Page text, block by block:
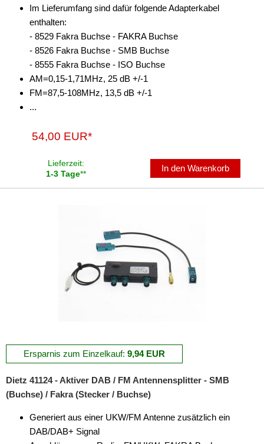
Im Lieferumfang sind dafür folgende Adapterkabel
enthalten:
- 8529 Fakra Buchse - FAKRA Buchse
- 8526 Fakra Buchse - SMB Buchse
- 8555 Fakra Buchse - ISO Buchse
AM=0,15-1,71MHz, 25 dB +/-1
FM=87,5-108MHz, 13,5 dB +/-1
...
54,00 EUR*
Lieferzeit:
1-3 Tage**
In den Warenkorb
Ersparnis zum Einzelkauf: 9,94 EUR
Dietz 41124 - Aktiver DAB / FM Antennensplitter - SMB
(Buchse) / Fakra (Stecker / Buchse)
Generiert aus einer UKW/FM Antenne zusätzlich ein
DAB/DAB+ Signal